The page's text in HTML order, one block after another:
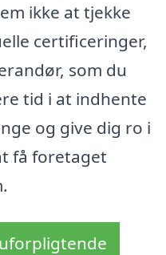
ikke at tjekke
certificeringer,
som du
tid i at indhente
og give dig ro i
få foretaget